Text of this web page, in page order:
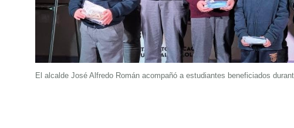
El alcalde José Alfredo Román acompañó a estudiantes beneficiados